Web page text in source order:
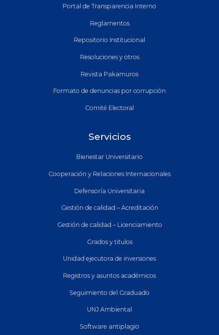
Portal de Transparencia Interno
Reglamentos
Repositorio Institucional
Resoluciones y otros
Revista Pakamuros
Formato de denuncias por corrupción
Comité Electoral
Servicios
Bienestar Universitario
Cooperación y Relaciones Internacionales
Defensoría Universitaria
Gestión de calidad – Acreditación
Gestión de calidad – Licenciamiento
Grados y titulos
Unidad ejecutora de inversiones
Registros y asuntos académicos
Seguimiento del Graduado
UNJ Ambiental
Software antiplagio